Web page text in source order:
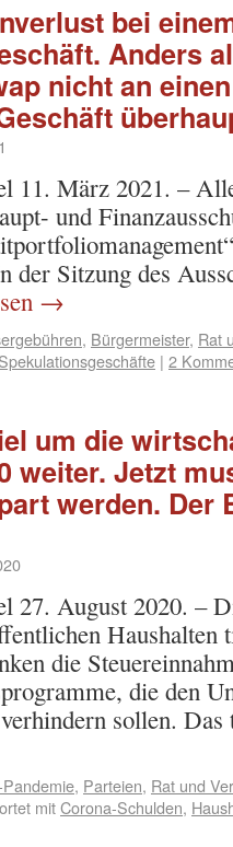
bei
Anders
nicht an
11. März 2021. –
und
der Sitzung des
→
, Bürgermeister, Rat
| 2
um die
weiter. Jetzt
werden. Der
27. August 2020. –
Haushalten
die
die den
sollen.
, Parteien, Rat und
mitCorona-Schulden,